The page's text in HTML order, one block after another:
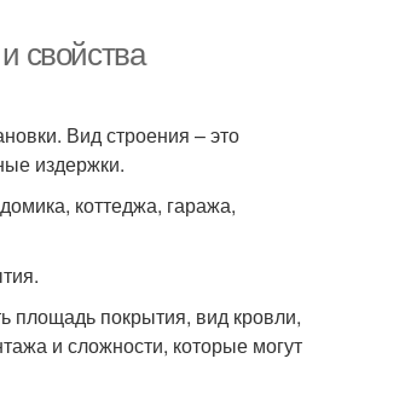
свойства
Вид строения – это
издержки.
коттеджа, гаража,
площадь покрытия, вид кровли,
и сложности, которые могут